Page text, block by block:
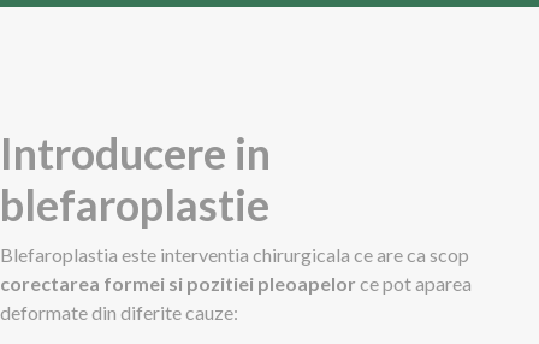
Introducere in
blefaroplastie
Blefaroplastia este interventia chirurgicala ce are ca scop
corectarea formei si pozitiei pleoapelor ce pot aparea
deformate din diferite cauze: